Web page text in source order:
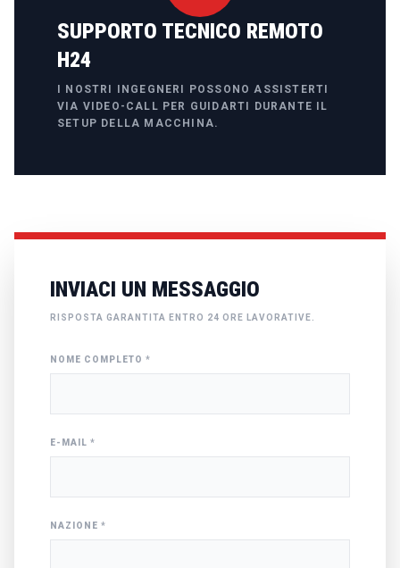
SUPPORTO TECNICO REMOTO
H24
I NOSTRI INGEGNERI POSSONO ASSISTERTI
VIA VIDEO-CALL PER GUIDARTI DURANTE IL
SETUP DELLA MACCHINA.
INVIACI UN MESSAGGIO
RISPOSTA GARANTITA ENTRO 24 ORE LAVORATIVE.
NOME COMPLETO *
E-MAIL *
NAZIONE *